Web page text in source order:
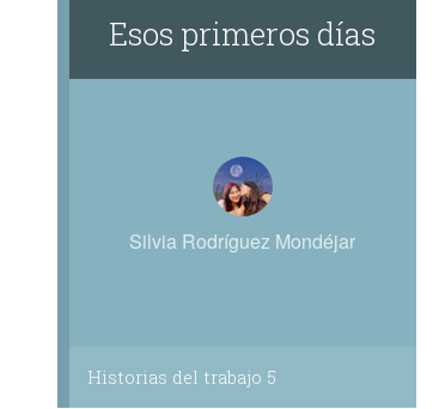
Esos primeros días
Silvia Rodríguez Mondéjar
Historias del trabajo 5